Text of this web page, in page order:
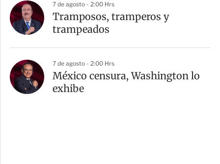
7 de agosto - 2:00 Hrs
Tramposos, tramperos y
trampeados
7 de agosto - 2:00 Hrs
México censura, Washington lo
exhibe